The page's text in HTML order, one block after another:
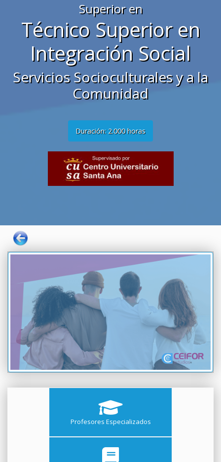
Superior en
Técnico Superior en
Integración Social
Servicios Socioculturales y a la
Comunidad
Duración: 2.000 horas
Profesores Especializados